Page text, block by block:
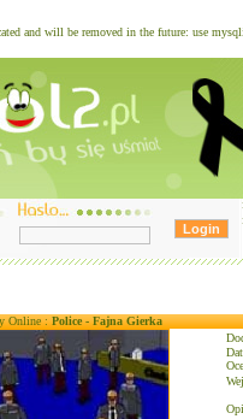
and will be removed in the future: use
Online :Police - Fajna Gierka